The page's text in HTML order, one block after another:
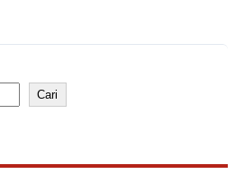
Cari